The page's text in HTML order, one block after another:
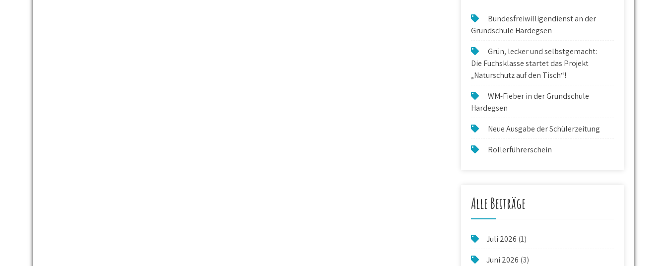
Bundesfreiwilligendienst an der
Grundschule Hardegsen
Grün, lecker und selbstgemacht:
Die Fuchsklasse startet das Projekt
„Naturschutz auf den Tisch“!
WM-Fieber in der Grundschule
Hardegsen
Neue Ausgabe der Schülerzeitung
Rollerführerschein
Alle Beiträge
Juli 2026 (1)
Juni 2026 (3)